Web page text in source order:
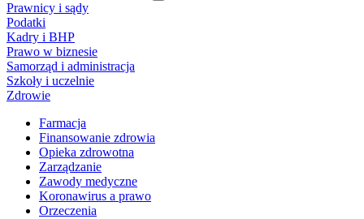
Prawnicy i sądy
Podatki
Kadry i BHP
Prawo w biznesie
Samorząd i administracja
Szkoły i uczelnie
Zdrowie
Farmacja
Finansowanie zdrowia
Opieka zdrowotna
Zarządzanie
Zawody medyczne
Koronawirus a prawo
Orzeczenia